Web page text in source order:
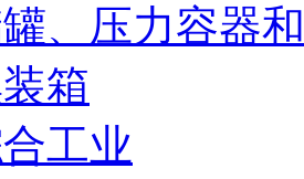
罐、压力容器
箱
工业